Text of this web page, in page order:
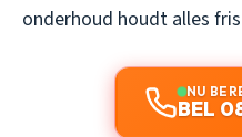
onderhoud houdt alles
NU
BEL